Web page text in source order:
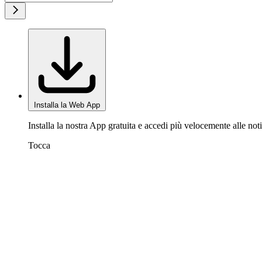
Installa la Web App
Installa la nostra App gratuita e accedi più velocemente alle
Tocca